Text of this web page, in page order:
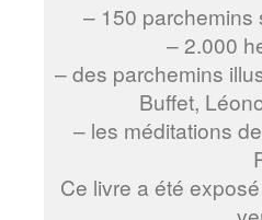
– 150 parchemins
– 2.000
– des parchemins
Buffet,
– les méditations
Ce livre a été